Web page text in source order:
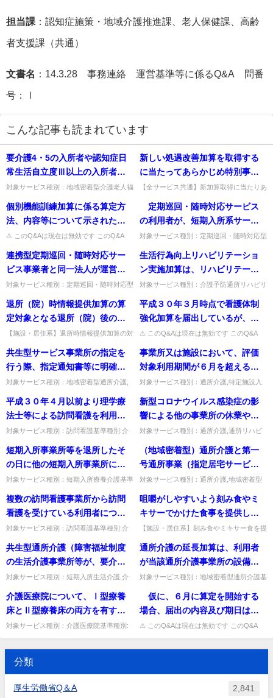
担当課 ：認知症施策・地域介護推進課、老人保健課、高齢
者支援課（共通）
文書名 ：14.3.28 事務連絡 運営基準等に係るQ&A 問番
号：Ⅰ
こんな記事も読まれています
要介護4・5の入所者や認知症日
常生活自立度Ⅲ以上の入所者の
割合については、直近3月それぞ
用いるとされているが、月末時
点で入院中又は外泊中の入所者
については、計算上どのように
取り扱うべきか。
対象サービス種別：地域密着型介護老人福
支援加算」質問要介護4・5の入所者や認
知症日常生活自立度Ⅲ以上の...
新しい処遇改善加算を取得する
に当たってあらかじめ特別事情
届出書を提出し、事業の継続を
準（加算による賃金改善分を除
く。）を引き下げた上で賃金改
善を行う予定であっても、当該
加算の取得は可能なのか。
【全サービス共通】新加算取得に当たりあ
引き下げてよいか。事前提出ではなく、改
善が困難と判明した時点で提...
個別機能訓練加算に係る算定方
法、内容等について示された
い。
⚠ このQ&Aは現在は無効です このQ&A
となっています（処遇改善加算など、要件
が変更さ...
定期巡回・随時対応サービス
の利用者が、短期入所系サービ
ス（短期入所生活介護、短期入
護、短期利用共同生活介護、短
期利用特定施設入居者生活介護
及び地域密着型短期利用特定施
設入居者生活介護）を利用する
月の定期巡回・随時対応型訪問
介護看護費は具体的にどのよう
に取り扱うのか。
対象サービス種別：定期巡回・随時対応型
取扱い」質問 定期巡回・随時対応サービ
スの利用者が、短期入所系サ...
連携型定期巡回・随時対応サー
ビス事業者と同一法人が運営す
る訪問看護事業所と連携するこ
対象サービス種別：定期巡回・随時対応型
定期巡回・随時対応型訪問介護看護の取扱
い」質問連携型定期巡回・随...
生活行為向上リハビリテーショ
ン実施加算は、リハビリテーシ
ョン実施計画に基づく指定通所
始した日の属する月から６月以
内の場合に算定可能とされてい
るが、再度同加算を算定するこ
とは可能か。
対象サービス種別：介護予防通所リハビリ
種別:介護報酬「生活行為向上リハビリテ
ーション実施加算について」...
退所（院）時情報提供加算の算
定対象となる退所（院）後の主
治の医師について
【施設・居住系】退所時情報提供加算の対
一医療機関でも算定可だが、同一の主治
医・医療機関は不可。歯科医師...
平成３０年３月時点で看護体制
強化加算を届出しているが、平
成３０年４月以降も看護体制強
は、実利用者の割合の算出方法
が変更になったことから、新た
に届出が必要となるのか。
⚠ このQ&Aは現在は無効です このQ&A
となっています（処遇改善加算など、要件
が変更さ...
共生型サービス事業所の指定を
行う際、指定通知書等に明確に
「共生型」と区分する必要があ
対象サービス種別：地域密着型通所介護,
その他Q&A「共生型サービスの指定につ
いて」質問共生型サービス...
事業所又は施設において、評価
対象利用期間が６月を超えると
は、どのような意味か。
対象サービス種別：通所介護,特定施設入
型通所介護,認知症対応型通所介護,地域密
着型特定施設入居者生活...
平成３０年４月以前より理学療
法士等による訪問看護を利用し
ている者であって、かつ看護職
一度も訪問していない利用者に
ついて、利用者の状態の変化等
に合わせ、定期的な看護職員に
よる訪問をする必要があるの
か。
対象サービス種別：訪問看護基準種別:介
問平成３０年４月以前より理学療法士等に
よる訪問看護を利用している...
新型コロナウイルス感染症の影
響による他の事業所の休業やサ
ービス縮小等に伴って、当該事
れた結果、利用者数が増加した
事業所もある。このような事業
所にあっては、各月の利用延人
員数及び前年度１月当たりの平
均利用延人員数の算定にあた
り、やむを得ない理由により受
け入れた利用者について、その
利用者を明確に区分した上で、
ととしても差し支えないか。
対象サービス種別：通所介護,通所リハビ
対応型通所介護,介護予防認知症対応型通
所介護基準種別:介護報酬...
短期入所事業所等を退所したそ
の日に他の短期入所事業所に入
所する場合の送迎加算の算定に
対象サービス種別：短期入所療養介護基準
事業所等を退所したその日に他の短期入所
事業所に入所する場合の送迎...
（地域密着型）通所介護と第一
号通所事業（指定居宅サービス
等の事業の人員、設備及び運営
令第37号）第93条第１項第３号
に規定する第一号通所事業をい
う。以下同じ。）を一体的に行
う事業所にあっては、それぞれ
の事業ごとに利用定員を定める
のか。それとも両事業の利用者
を合算して利用定員を定めるの
か。また、利用者の数が利用定
超過減算）については、どのよ
対象サービス種別：通所介護,地域密着型
型）通所介護と第一号通所事業が一体的に
行われている場合」質問（地...
複数の訪問看護事業所から訪問
看護を受けている利用者につい
て、訪問看護計画書及び訪問看
該複数の訪問看護事業所間にお
いて十分な連携を図ったうえで
作成することとあるが、どのよ
うに連携すればよいのか。
対象サービス種別：訪問看護基準種別:介
問複数の訪問看護事業所から訪問看護を受
けている利用者について、訪...
咀嚼がしやすいよう刻み食やミ
キサーでかけた食事を提供した
場合に、当該利用者の食費だけ
【施設・居住系】刻み食やミキサー食を提
か。特性に応じた調理の手間は介護サービ
スで評価済みで、負担に差は...
共生型通所介護（障害福祉制度
の生活介護事業所等が、要介護
者へ通所介護を行う場合）の場
対象に、どのように見るべき
か。
対象サービス種別：短期入所生活介護,介
酬「共生型サービスの定員超過減算につい
て」質問共生型通所介護（障...
通所介護の延長加算は、利用者
が当該通所介護事業所の設備を
利用して宿泊する場合は算定不
して行う、歯科衛生士による口
腔機能向上サービスが延長時間
帯に必要となる場合も加算の対
対象サービス種別：地域密着型通所介護基
問通所介護の延長加算は、利用者が当該通
所介護事業所の設備を利用し...
介護医療院について、Ⅰ型療養
床とⅡ型療養床の両方を有する
場合、それぞれの療養床ごとに
該当する基本施設サービス費を
算定することでよいか。また、
例えば、Ⅰ型療養床に係る療養
に異なる基本施設サービス費を
対象サービス種別：介護医療院基準種別:
養床とⅡ型療養床の両方を有...
仮に、６月に算定を開始する
場合、届出の内容及び期日はど
うなるのか。
⚠ このQ&Aは現在は無効です このQ&A
分類
厚生労働省Q＆A 2,841